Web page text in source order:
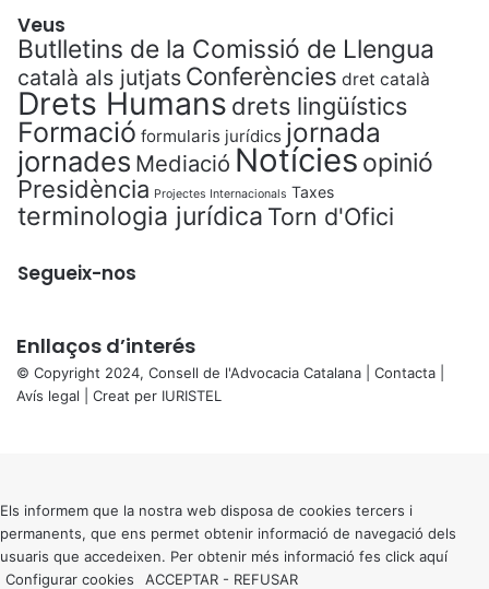
Veus
Butlletins de la Comissió de Llengua
català als jutjats Conferències dret català
Drets Humans drets lingüístics
Formació formularis jurídics jornada
jornades Mediació Notícies opinió
Presidència Projectes Internacionals Taxes
terminologia jurídica Torn d'Ofici
Segueix-nos
Enllaços d’interés
© Copyright 2024, Consell de l'Advocacia Catalana | Contacta
Avís legal | Creat per IURISTEL
button
Els informem que la nostra web disposa de cookies tercers i
permanents, que ens permet obtenir informació de navegació dels
usuaris que accedeixen. Per obtenir més informació fes click aquí
Configurar cookies
ACCEPTAR - REFUSAR